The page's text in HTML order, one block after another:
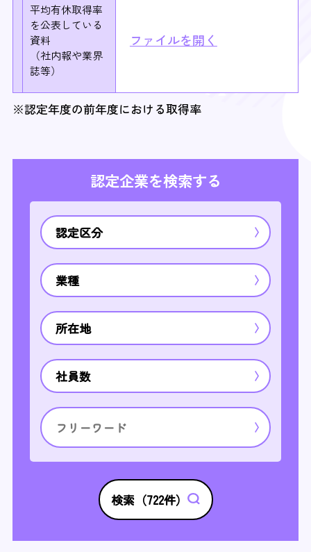
平均有休取得率
を公表している
資料
（社内報や業界
誌等）
ファイルを開く
※認定年度の前年度における取得率
認定企業を検索する
認定区分
業種
所在地
社員数
検索（722件）